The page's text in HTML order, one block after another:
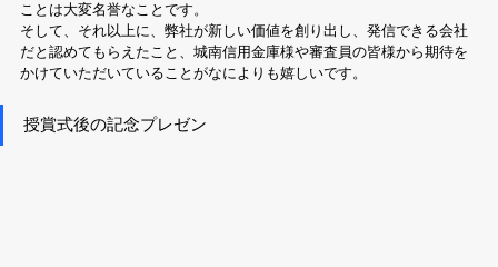
ことは大変名誉なことです。
そして、それ以上に、弊社が新しい価値を創り出し、発信できる会社
だと認めてもらえたこと、城南信用金庫様や審査員の皆様から期待を
かけていただいていることがなによりも嬉しいです。
授賞式後の記念プレゼン